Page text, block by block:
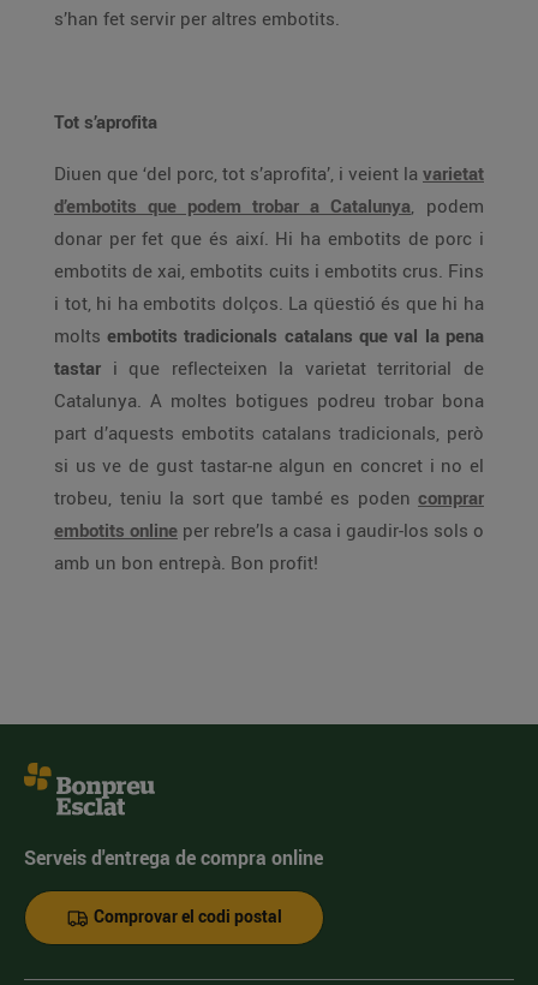
s’han fet servir per altres embotits.
Tot s’aprofita
Diuen que ‘del porc, tot s’aprofita’, i veient la varietat
d’embotits que podem trobar a Catalunya, podem
donar per fet que és així. Hi ha embotits de porc i
embotits de xai, embotits cuits i embotits crus. Fins
i tot, hi ha embotits dolços. La qüestió és que hi ha
molts embotits tradicionals catalans que val la pena
tastar i que reflecteixen la varietat territorial de
Catalunya. A moltes botigues podreu trobar bona
part d’aquests embotits catalans tradicionals, però
si us ve de gust tastar-ne algun en concret i no el
trobeu, teniu la sort que també es poden comprar
embotits online per rebre’ls a casa i gaudir-los sols o
amb un bon entrepà. Bon profit!
Serveis d'entrega de compra online
Comprovar el codi postal